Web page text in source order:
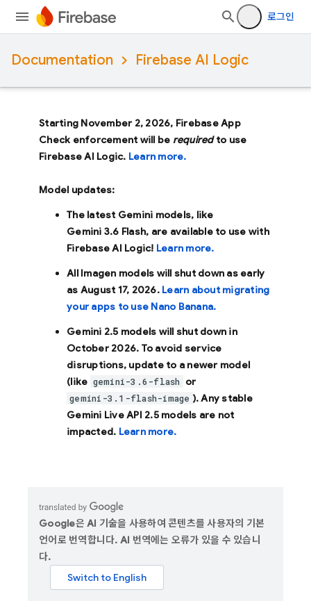
로그인
Documentation Firebase AI Logic
Starting November 2, 2026, Firebase App
Check enforcement will be requiredto use
Firebase AI Logic. Learn more.
Model updates:
The latest Gemini models, like
Gemini 3.6 Flash, are available to use with
Firebase AI Logic! Learn more.
All Imagen models will shut down as early
as August 17, 2026. Learn about migrating
your apps to use Nano Banana.
Gemini 2.5 models will shut down in
October 2026. To avoid service
disruptions, update to a newer model
(like gemini-3.6-flash or
gemini-3.1-flash-image ). Any stable
Gemini Live API 2.5 models are not
impacted. Learn more.
Google은 AI 기술을 사용하여 콘텐츠를 사용자의 기본
언어로 번역합니다. AI 번역에는 오류가 있을 수 있습니
다.